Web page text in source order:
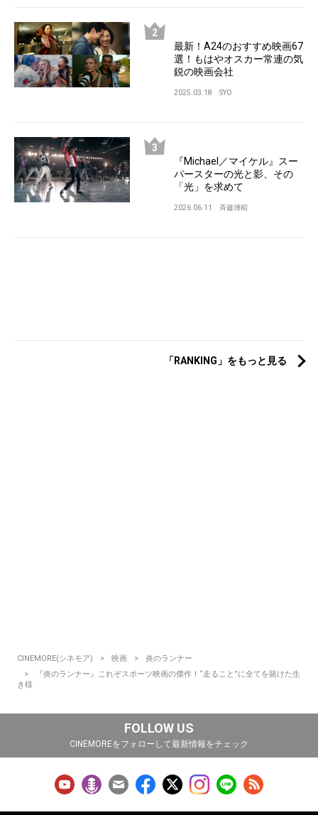
最新！A24のおすすめ映画67
選！もはやオスカー常連の気
鋭の映画会社
2025.03.18 SYO
『Michael／マイケル』スー
パースターの光と影、その
「光」を求めて
2026.06.11 斉藤博昭
「RANKING」をもっと見る
CINEMORE(シネモア) 映画
炎のランナー
『炎のランナー』これぞスポーツ映画の傑作！“走ること”に全てを賭けた生
き様
FOLLOW US
CINEMOREをフォローして最新情報をチェック